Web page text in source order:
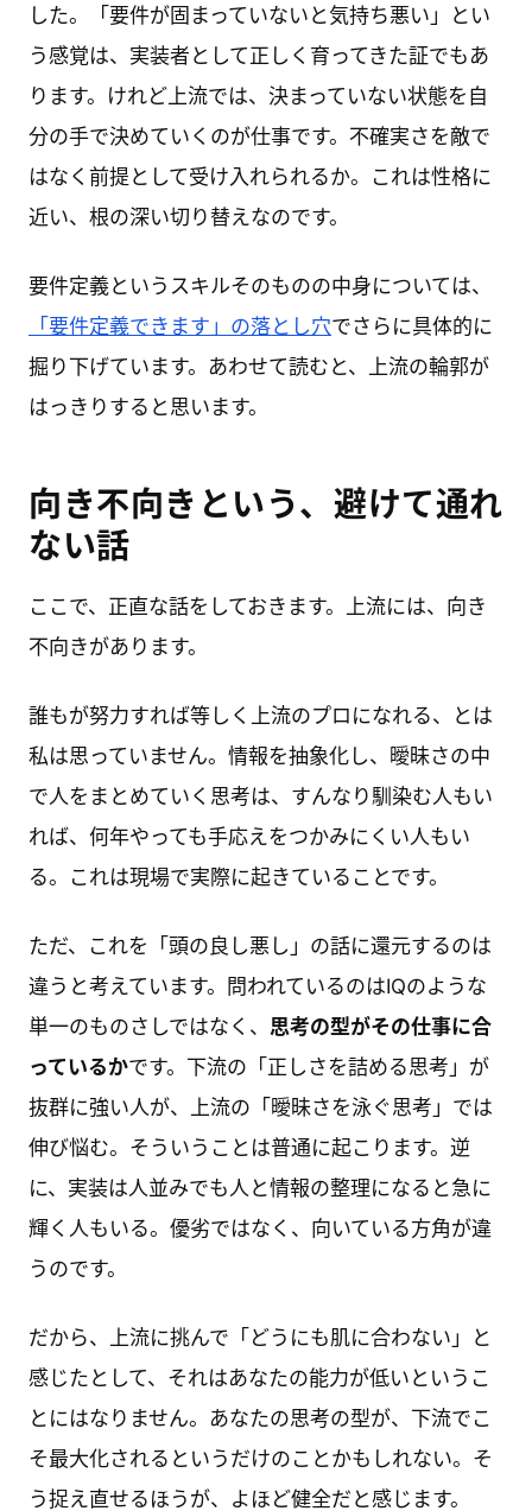
した。「要件が固まっていないと気持ち悪い」とい
う感覚は、実装者として正しく育ってきた証でもあ
ります。けれど上流では、決まっていない状態を自
分の手で決めていくのが仕事です。不確実さを敵で
はなく前提として受け入れられるか。これは性格に
近い、根の深い切り替えなのです。
要件定義というスキルそのものの中身については、
「要件定義できます」の落とし穴でさらに具体的に
掘り下げています。あわせて読むと、上流の輪郭が
はっきりすると思います。
向き不向きという、避けて通れ
ない話
ここで、正直な話をしておきます。上流には、向き
不向きがあります。
誰もが努力すれば等しく上流のプロになれる、とは
私は思っていません。情報を抽象化し、曖昧さの中
で人をまとめていく思考は、すんなり馴染む人もい
れば、何年やっても手応えをつかみにくい人もい
る。これは現場で実際に起きていることです。
ただ、これを「頭の良し悪し」の話に還元するのは
違うと考えています。問われているのはIQのような
単一のものさしではなく、 思考の型がその仕事に合
っているかです。下流の「正しさを詰める思考」が
抜群に強い人が、上流の「曖昧さを泳ぐ思考」では
伸び悩む。そういうことは普通に起こります。逆
に、実装は人並みでも人と情報の整理になると急に
輝く人もいる。優劣ではなく、向いている方角が違
うのです。
だから、上流に挑んで「どうにも肌に合わない」と
感じたとして、それはあなたの能力が低いというこ
とにはなりません。あなたの思考の型が、下流でこ
そ最大化されるというだけのことかもしれない。そ
う捉え直せるほうが、よほど健全だと感じます。